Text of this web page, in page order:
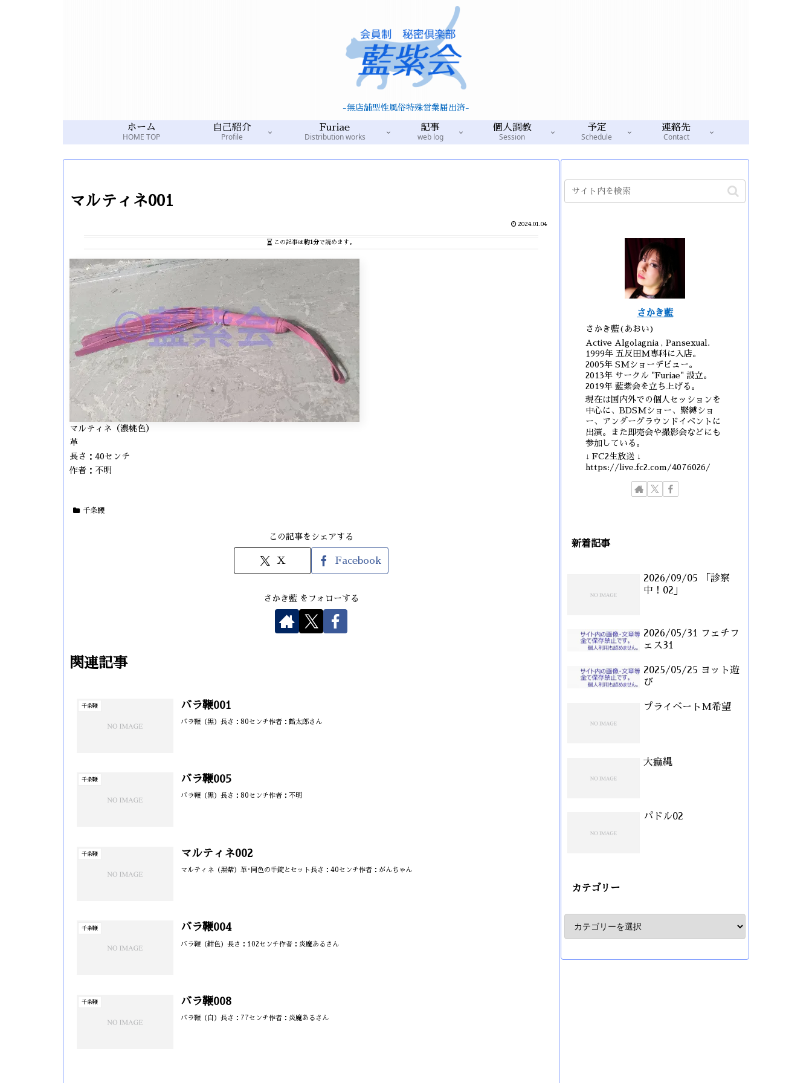
-無店舗型性風俗特殊営業届出済-
ホーム
HOME TOP
自己紹介
Profile
Furiae
Distribution works
記事
web log
個人調教
Session
予定
Schedule
連絡先
Contact
マルティネ001
2024.01.04
この記事は約1分で読めます。
マルティネ（濃桃色）
革
長さ：40センチ
作者：不明
千条鞭
この記事をシェアする
X Facebook
さかき藍 をフォローする
関連記事
千条鞭 バラ鞭001
バラ鞭（黒）長さ：80センチ作者：鶴太郎さん
千条鞭 バラ鞭005
バラ鞭（黒）長さ：80センチ作者：不明
千条鞭 マルティネ002
マルティネ（黒紫）革･同色の手錠とセット長さ：40センチ作者：がんちゃん
千条鞭 バラ鞭004
バラ鞭（紺色）長さ：102センチ作者：炎魔あるさん
千条鞭 バラ鞭008
バラ鞭（白）長さ：77センチ作者：炎魔あるさん
さかき藍
さかき藍(あおい)
Active Algolagnia , Pansexual.
1999年 五反田M専科に入店。
2005年 SMショーデビュー。
2013年 サークル "Furiae" 設立。
2019年 藍紫会を立ち上げる。
現在は国内外での個人セッションを
中心に、BDSMショー、緊縛ショ
ー、アンダーグラウンドイベントに
出演。また即売会や撮影会などにも
参加している。
↓ FC2生放送 ↓
https://live.fc2.com/4076026/
新着記事
2026/09/05 「診察
中！02」
2026/05/31 フェチフ
ェス31
2025/05/25 ヨット遊
び
プライベートM希望
大痲縄
パドル02
カテゴリー